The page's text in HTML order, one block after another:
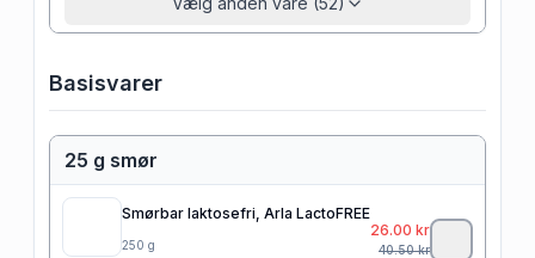
Basisvarer
25 g smør
Smørbar laktosefri, Arla LactoFREE
250 g
26.00 kr
40.50kr